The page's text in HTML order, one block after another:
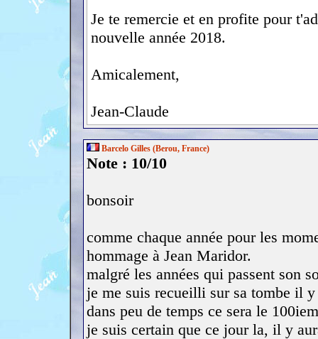
Je te remercie et en profite pour
nouvelle année 2018.
Amicalement,
Jean-Claude
Barcelo Gilles (Berou, France)
Note : 10/10
bonsoir
comme chaque année pour les
hommage à Jean Maridor.
malgré les années qui passent son
je me suis recueilli sur sa tombe il
dans peu de temps ce sera le
je suis certain que ce jour la, il y